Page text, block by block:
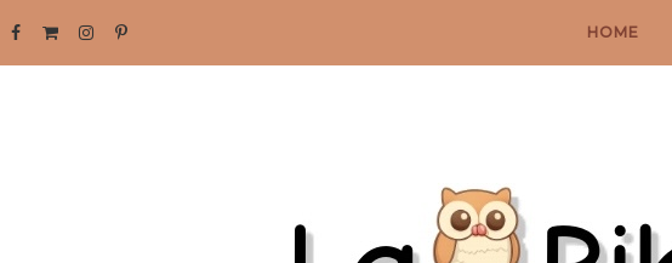
HOME